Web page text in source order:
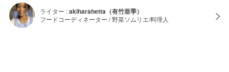
ライター :akiharahetta（有竹亜季）
フードコーディネーター / 野菜ソムリエ/料理人